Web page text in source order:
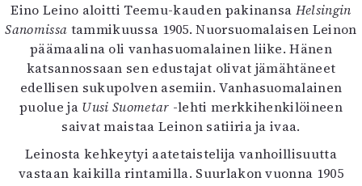
Eino Leino aloitti Teemu-kauden pakinansa Helsingin
Sanomissa tammikuussa 1905. Nuorsuomalaisen Leinon
päämaalina oli vanhasuomalainen liike. Hänen
katsannossaan sen edustajat olivat jämähtäneet
edellisen sukupolven asemiin. Vanhasuomalainen
puolue ja Uusi Suometar -lehti merkkihenkilöineen
saivat maistaa Leinon satiiria ja ivaa.
Leinosta kehkeytyi aatetaistelija vanhoillisuutta
vastaan kaikilla rintamilla. Suurlakon vuonna 1905